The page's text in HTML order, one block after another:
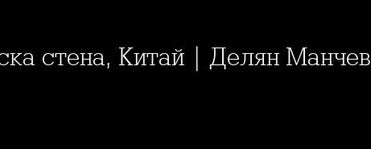
стена, Китай | Делян Манчев